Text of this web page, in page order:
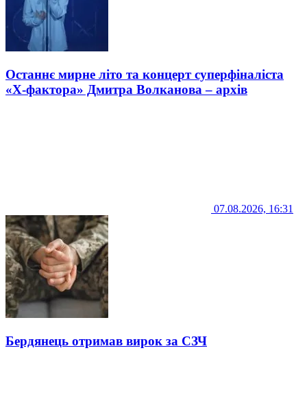
Останнє мирне літо та концерт суперфіналіста
«Х-фактора» Дмитра Волканова – архів
07.08.2026, 16:31
Бердянець отримав вирок за СЗЧ